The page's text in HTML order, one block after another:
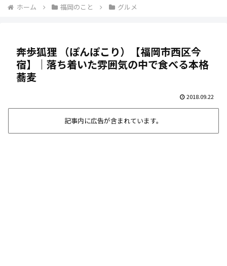
ホーム 福岡のこと グルメ
奔歩狐狸 （ぽんぽこり）【福岡市西区今
宿】｜落ち着いた雰囲気の中で食べる本格
蕎麦
2018.09.22
記事内に広告が含まれています。